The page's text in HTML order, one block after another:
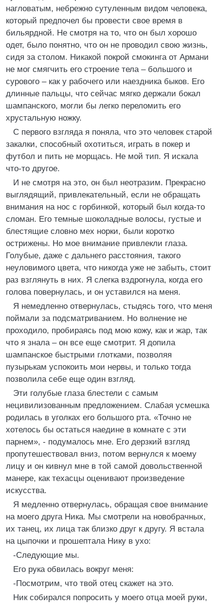
нагловатым, небрежно сутуленным видом человека,
который предпочел бы провести свое время в
бильярдной. Не смотря на то, что он был хорошо
одет, было понятно, что он не проводил свою жизнь,
сидя за столом. Никакой покрой смокинга от Армани
не мог смягчить его строение тела – большого и
сурового – как у рабочего или наездника быков. Его
длинные пальцы, что сейчас мягко держали бокал
шампанского, могли бы легко переломить его
хрустальную ножку.
С первого взгляда я поняла, что это человек старой
закалки, способный охотиться, играть в покер и
футбол и пить не морщась. Не мой тип. Я искала
что-то другое.
И не смотря на это, он был неотразим. Прекрасно
выглядящий, привлекательный, если не обращать
внимания на нос с горбинкой, который был когда-то
сломан. Его темные шоколадные волосы, густые и
блестящие словно мех норки, были коротко
острижены. Но мое внимание привлекли глаза.
Голубые, даже с дальнего расстояния, такого
неуловимого цвета, что никогда уже не забыть, стоит
раз взглянуть в них. Я слегка вздрогнула, когда его
голова повернулась, и он уставился на меня.
Я немедленно отвернулась, стыдясь того, что меня
поймали за подсматриванием. Но волнение не
проходило, пробираясь под мою кожу, как и жар, так
что я знала – он все еще смотрит. Я допила
шампанское быстрыми глотками, позволяя
пузырькам успокоить мои нервы, и только тогда
позволила себе еще один взгляд.
Эти голубые глаза блестели с самым
нецивилизованным предложением. Слабая усмешка
родилась в уголках его большого рта. «Точно не
хотелось бы остаться наедине в комнате с эти
парнем», - подумалось мне. Его дерзкий взгляд
пропутешествовал вниз, потом вернулся к моему
лицу и он кивнул мне в той самой довольственной
манере, как техасцы оценивают произведение
искусства.
Я медленно отвернулась, обращая свое внимание
на моего друга Ника. Мы смотрели на новобрачных,
их танец, их лица так близко друг к другу. Я встала
на цыпочки и прошептала Нику в ухо:
-Следующие мы.
Его рука обвилась вокруг меня:
-Посмотрим, что твой отец скажет на это.
Ник собирался попросить у моего отца моей руки,